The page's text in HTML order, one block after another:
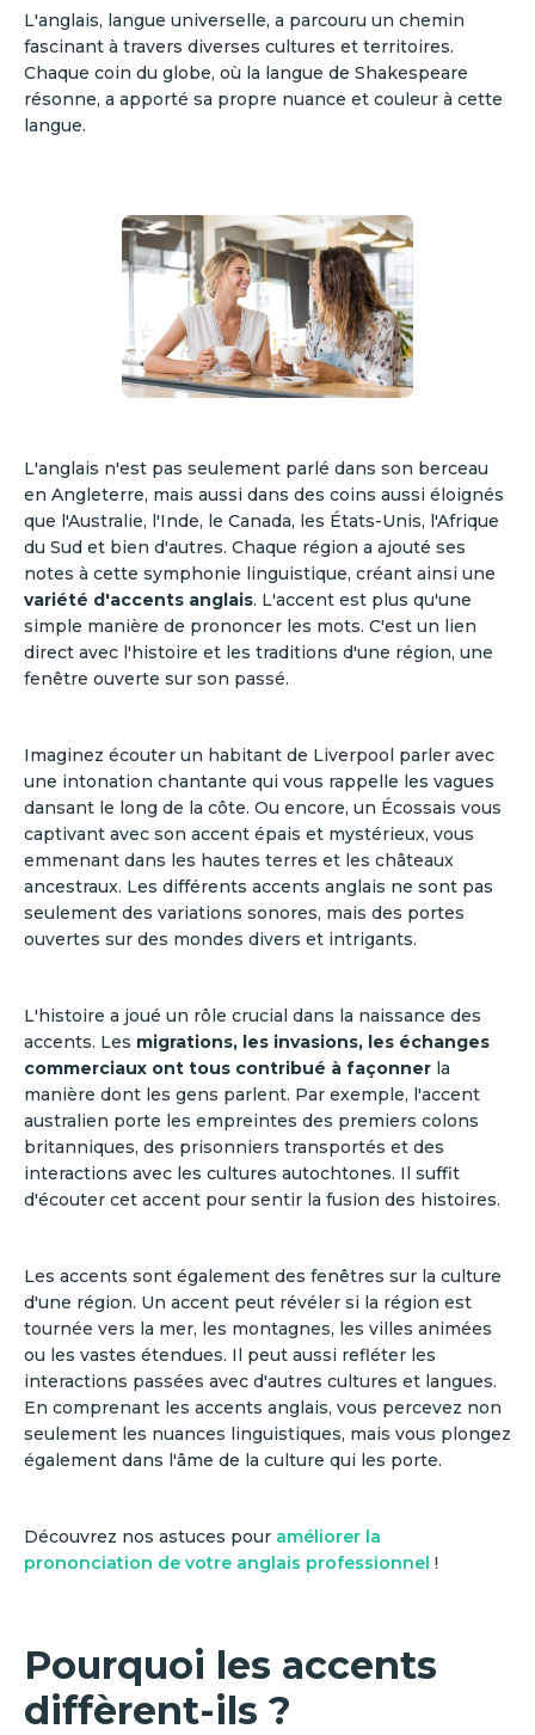
L'anglais, langue universelle, a parcouru un chemin
fascinant à travers diverses cultures et territoires.
Chaque coin du globe, où la langue de Shakespeare
résonne, a apporté sa propre nuance et couleur à cette
langue.
L'anglais n'est pas seulement parlé dans son berceau
en Angleterre, mais aussi dans des coins aussi éloignés
que l'Australie, l'Inde, le Canada, les États-Unis, l'Afrique
du Sud et bien d'autres. Chaque région a ajouté ses
notes à cette symphonie linguistique, créant ainsi une
variété d'accents anglais. L'accent est plus qu'une
simple manière de prononcer les mots. C'est un lien
direct avec l'histoire et les traditions d'une région, une
fenêtre ouverte sur son passé.
Imaginez écouter un habitant de Liverpool parler avec
une intonation chantante qui vous rappelle les vagues
dansant le long de la côte. Ou encore, un Écossais vous
captivant avec son accent épais et mystérieux, vous
emmenant dans les hautes terres et les châteaux
ancestraux. Les différents accents anglais ne sont pas
seulement des variations sonores, mais des portes
ouvertes sur des mondes divers et intrigants.
L'histoire a joué un rôle crucial dans la naissance des
accents. Les migrations, les invasions, les échanges
commerciaux ont tous contribué à façonner la
manière dont les gens parlent. Par exemple, l'accent
australien porte les empreintes des premiers colons
britanniques, des prisonniers transportés et des
interactions avec les cultures autochtones. Il suffit
d'écouter cet accent pour sentir la fusion des histoires.
Les accents sont également des fenêtres sur la culture
d'une région. Un accent peut révéler si la région est
tournée vers la mer, les montagnes, les villes animées
ou les vastes étendues. Il peut aussi refléter les
interactions passées avec d'autres cultures et langues.
En comprenant les accents anglais, vous percevez non
seulement les nuances linguistiques, mais vous plongez
également dans l'âme de la culture qui les porte.
Découvrez nos astuces pour améliorer la
prononciation de votre anglais professionnel !
Pourquoi les accents
diffèrent-ils ?